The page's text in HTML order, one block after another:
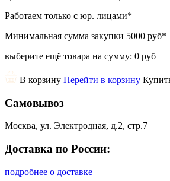
Работаем только с юр. лицами*
Минимальная сумма закупки 5000 руб*
выберите ещё товара на сумму: 0 руб
В корзину Перейти в корзину
Самовывоз
Москва, ул. Электродная, д.2, стр.7
Доставка по России:
подробнее о доставке